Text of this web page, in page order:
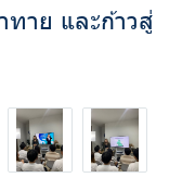
าย และก้าวสู่